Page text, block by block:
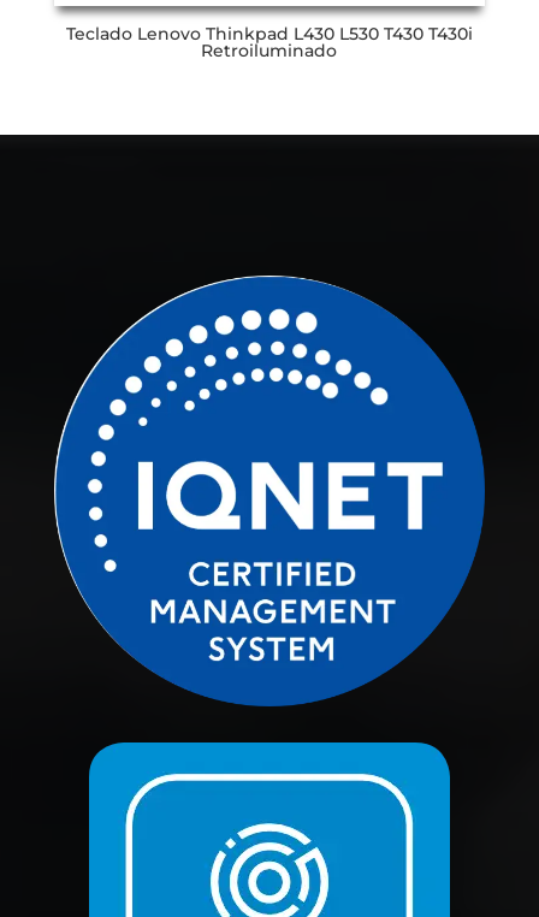
Teclado Lenovo Thinkpad L430 L530 T430 T430i
Retroiluminado